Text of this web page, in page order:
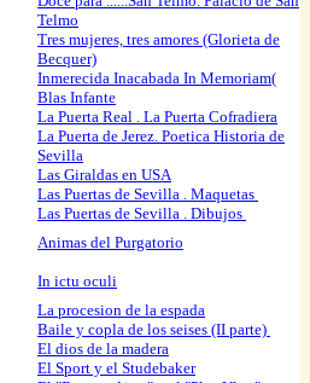
Telmo
Tres mujeres, tres amores (Glorieta de
Becquer)
Inmerecida Inacabada In Memoriam(
Blas Infante
La Puerta Real . La Puerta Cofradiera
La Puerta de Jerez. Poetica Historia de
Sevilla
Las Giraldas en USA
Las Puertas de Sevilla . Maquetas
Las Puertas de Sevilla . Dibujos
Animas del Purgatorio
In ictu oculi
La procesion de la espada
Baile y copla de los seises (II parte)
El dios de la madera
El Sport y el Studebaker